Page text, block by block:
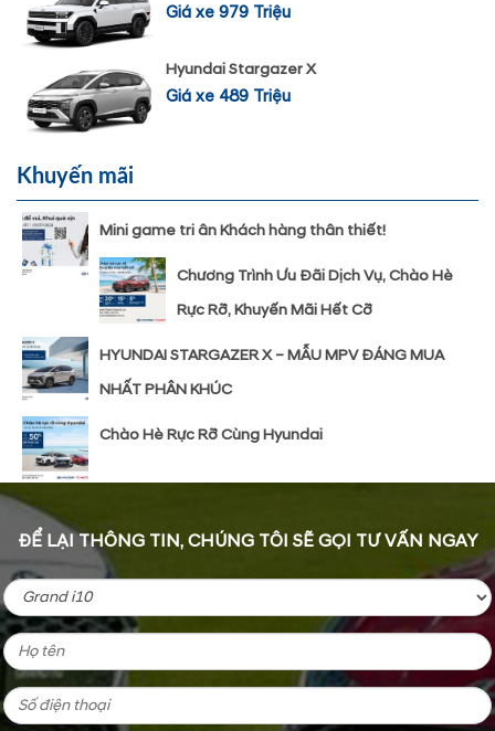
Giá xe 979 Triệu
Hyundai Stargazer X
Giá xe 489 Triệu
Khuyến mãi
Mini game tri ân Khách hàng thân thiết!
Chương Trình Ưu Đãi Dịch Vụ, Chào Hè
Rực Rỡ, Khuyến Mãi Hết Cỡ
HYUNDAI STARGAZER X – MẪU MPV ĐÁNG MUA
NHẤT PHÂN KHÚC
Chào Hè Rực Rỡ Cùng Hyundai
ĐỂ LẠI THÔNG TIN, CHÚNG TÔI SẼ GỌI TƯ VẤN NGAY